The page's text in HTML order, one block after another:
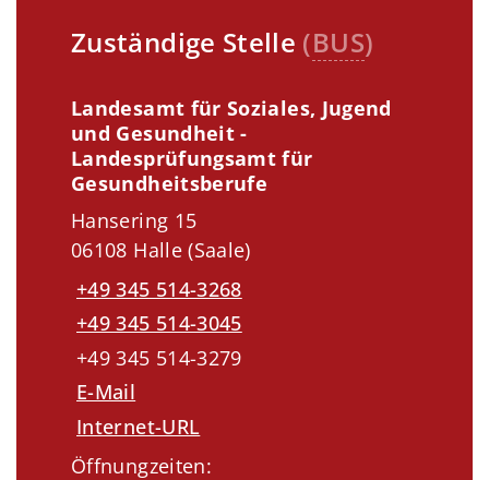
Zuständige Stelle (BUS)
Landesamt für Soziales, Jugend
und Gesundheit -
Landesprüfungsamt für
Gesundheitsberufe
Hansering 15
06108 Halle (Saale)
+49 345 514-3268
+49 345 514-3045
+49 345 514-3279
E-Mail
Internet-URL
Öffnungzeiten: